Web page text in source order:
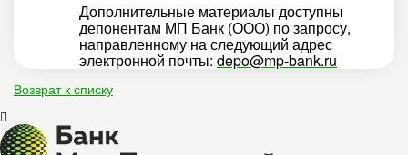
Дополнительные материалы доступны
депонентам МП Банк (ООО) по запросу,
направленному на следующий адрес
электронной почты: depo@mp-bank.ru
Возврат к списку